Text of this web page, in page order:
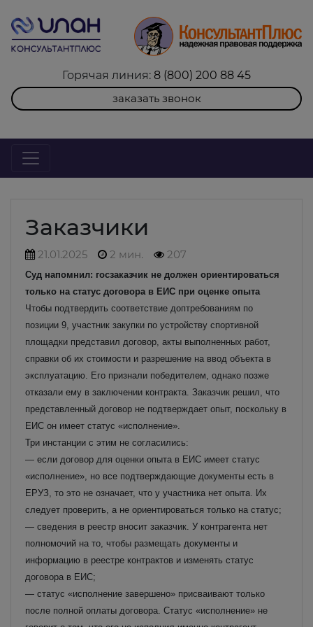
Горячая линия: 8 (800) 200 88 45
заказать звонок
Заказчики
21.01.2025 2 мин. 207
Суд напомнил: госзаказчик не должен ориентироваться
только на статус договора в ЕИС при оценке опыта
Чтобы подтвердить соответствие доптребованиям по
позиции 9, участник закупки по устройству спортивной
площадки представил договор, акты выполненных работ,
справки об их стоимости и разрешение на ввод объекта в
эксплуатацию. Его признали победителем, однако позже
отказали ему в заключении контракта. Заказчик решил, что
представленный договор не подтверждает опыт, поскольку в
ЕИС он имеет статус «исполнение».
Три инстанции с этим не согласились:
— если договор для оценки опыта в ЕИС имеет статус
«исполнение», но все подтверждающие документы есть в
ЕРУЗ, то это не означает, что у участника нет опыта. Их
следует проверить, а не ориентироваться только на статус;
— сведения в реестр вносит заказчик. У контрагента нет
полномочий на то, чтобы размещать документы и
информацию в реестре контрактов и изменять статус
договора в ЕИС;
— статус «исполнение завершено» присваивают только
после полной оплаты договора. Статус «исполнение» не